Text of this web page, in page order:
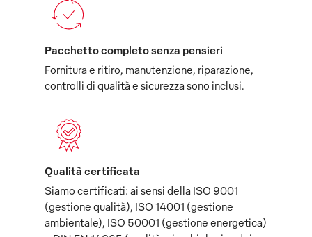
Pacchetto completo senza pensieri
Fornitura e ritiro, manutenzione, riparazione,
controlli di qualità e sicurezza sono inclusi.
Qualità certificata
Siamo certificati: ai sensi della ISO 9001
(gestione qualità), ISO 14001 (gestione
ambientale), ISO 50001 (gestione energetica)